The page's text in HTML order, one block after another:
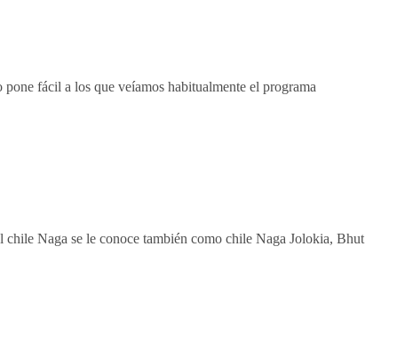
fácil a los que veíamos habitualmente el programa
Naga se le conoce también como chile Naga Jolokia, Bhut